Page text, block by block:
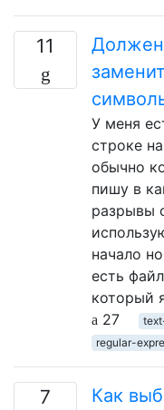
11
Должен
У меня
строке
обычно
пишу в
разрывы
начало
есть
который
27
regular-
7
Как